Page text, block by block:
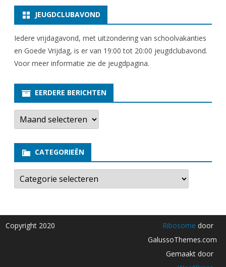
JEUGDCLUBAVOND
Iedere vrijdagavond, met uitzondering van schoolvakanties
en Goede Vrijdag, is er van 19:00 tot 20:00 jeugdclubavond.
Voor meer informatie zie de jeugdpagina.
EERDERE BERICHTEN
E
r
e
e
b
r
t
e
CATEGORIEËN
C
t
o
r
i
Copyright 2020 Ribosome door
GalussoThemes.com
Gemaakt door